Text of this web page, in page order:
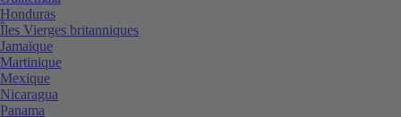
Honduras
Îles Vierges britanniques
Jamaïque
Martinique
Mexique
Nicaragua
Panama